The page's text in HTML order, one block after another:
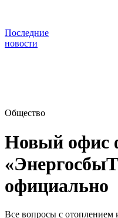
Последние
новости
Общество
Новый офис
официально
Все вопросы с